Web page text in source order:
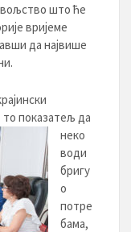
што ће
вријеме
да највише
показатељ да
неко
води
бригу
о
потре
бама,